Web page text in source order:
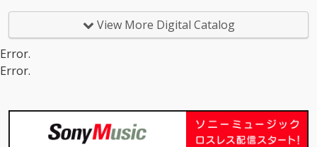
よりDALUが参加。彼ら
のそれぞれの夜に男女
XONが担当した。
View More Digital Catalog
Error.
Error.